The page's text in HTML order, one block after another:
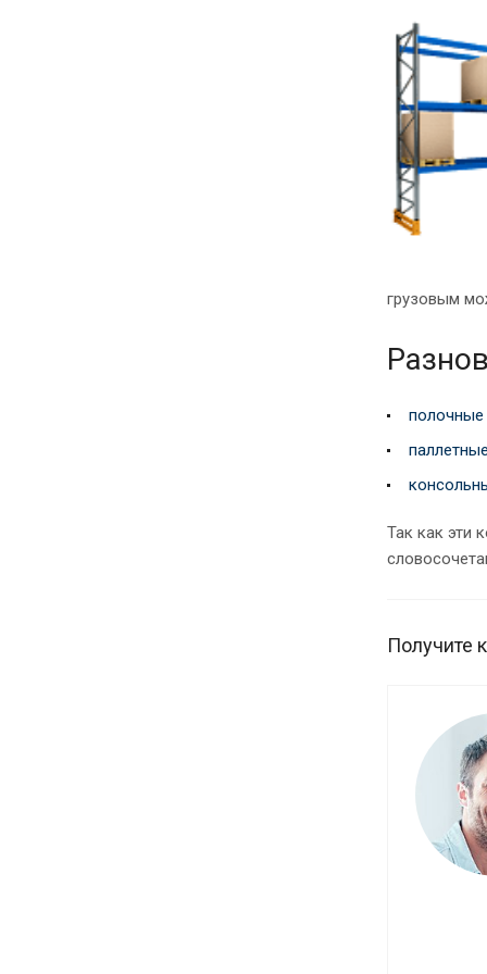
грузовым
полочные
Так как эти
Получите